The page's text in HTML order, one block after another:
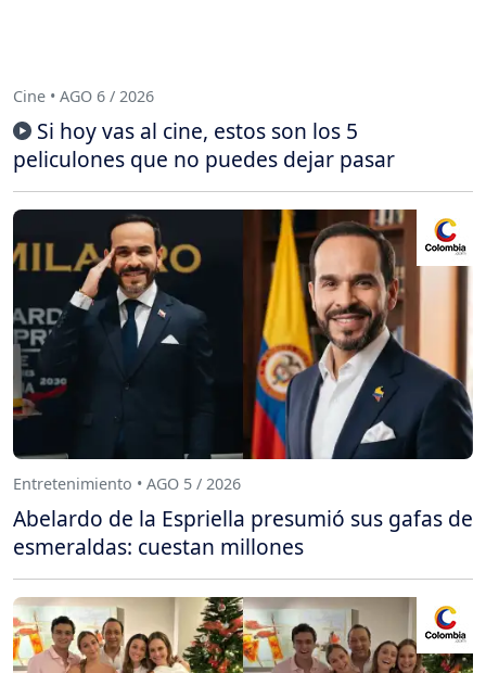
Cine • AGO 6 / 2026
Si hoy vas al cine, estos son los 5
peliculones que no puedes dejar pasar
Entretenimiento • AGO 5 / 2026
Abelardo de la Espriella presumió sus gafas de
esmeraldas: cuestan millones